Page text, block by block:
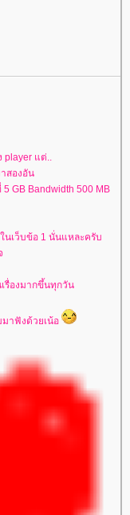
player แต่..
สองอัน
GB Bandwidth 500 MB
นเว็บข้อ 1 นั่นแหละครับ
รื่องมากขึ้นทุกวัน
มาฟังด้วยเน้อ